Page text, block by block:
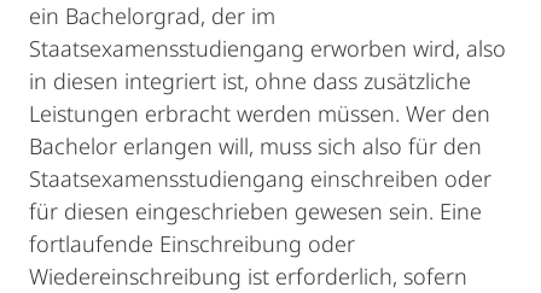
ein Bachelorgrad, der im
Staatsexamensstudiengang erworben wird, also
in diesen integriert ist, ohne dass zusätzliche
Leistungen erbracht werden müssen. Wer den
Bachelor erlangen will, muss sich also für den
Staatsexamensstudiengang einschreiben oder
für diesen eingeschrieben gewesen sein. Eine
fortlaufende Einschreibung oder
Wiedereinschreibung ist erforderlich, sofern